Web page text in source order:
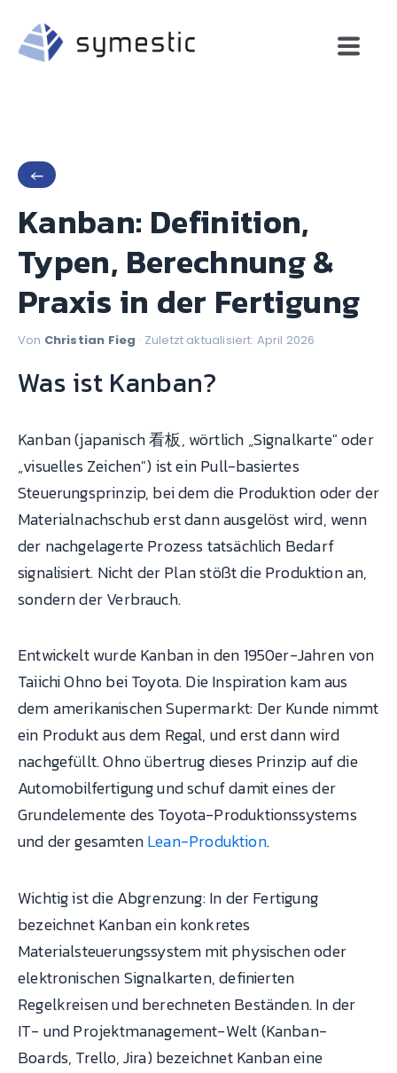
←
Kanban: Definition,
Typen, Berechnung &
Praxis in der Fertigung
Von Christian Fieg · Zuletzt aktualisiert: April 2026
Was ist Kanban?
Kanban (japanisch 看板, wörtlich „Signalkarte" oder
„visuelles Zeichen") ist ein Pull-basiertes
Steuerungsprinzip, bei dem die Produktion oder der
Materialnachschub erst dann ausgelöst wird, wenn
der nachgelagerte Prozess tatsächlich Bedarf
signalisiert. Nicht der Plan stößt die Produktion an,
sondern der Verbrauch.
Entwickelt wurde Kanban in den 1950er-Jahren von
Taiichi Ohno bei Toyota. Die Inspiration kam aus
dem amerikanischen Supermarkt: Der Kunde nimmt
ein Produkt aus dem Regal, und erst dann wird
nachgefüllt. Ohno übertrug dieses Prinzip auf die
Automobilfertigung und schuf damit eines der
Grundelemente des Toyota-Produktionssystems
und der gesamtenLean-Produktion.
Wichtig ist die Abgrenzung: In der Fertigung
bezeichnet Kanban ein konkretes
Materialsteuerungssystem mit physischen oder
elektronischen Signalkarten, definierten
Regelkreisen und berechneten Beständen. In der
IT- und Projektmanagement-Welt (Kanban-
Boards, Trello, Jira) bezeichnet Kanban eine